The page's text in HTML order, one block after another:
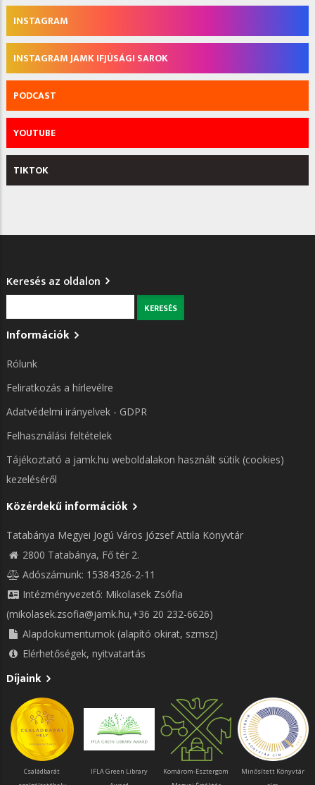
INSTAGRAM
INSTAGRAM JAMK IFJÚSÁGI SAROK
PODCAST
YOUTUBE
TIKTOK
Keresés az oldalon
Információk
Rólunk
Feliratkozás a hírlevélre
Adatvédelmi irányelvek - GDPR
Felhasználási feltételek
Tájékoztató a jamk.hu weboldalakon használt sütik (cookies)
kezeléséről
Közérdekű információk
Tatabánya Megyei Jogú Város József Attila Könyvtár
2800 Tatabánya, Fő tér 2.
Adószámunk: 15384326-2-11
Intézményvezető: Mikolasek Zsófia
(mikolasek.zsofia@jamk.hu,+36 20 232-6626)
Alapdokumentumok (alapító okirat, szmsz)
Elérhetőségek, nyitvatartás
Díjaink
Családbarát
IFLA Green Library
Komárom-Esztergom
Minősített Könyvtár